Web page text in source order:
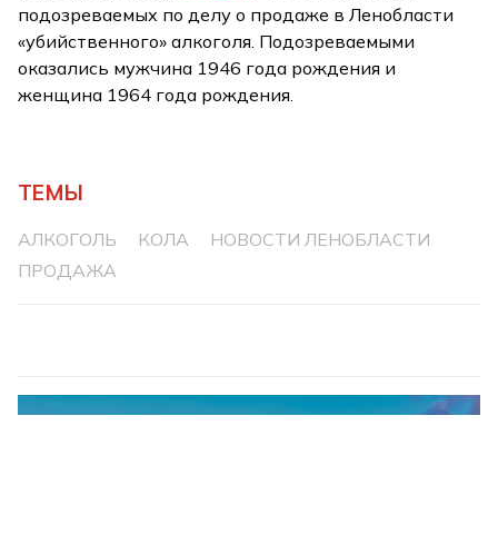
подозреваемых по делу о продаже в Ленобласти
«убийственного» алкоголя. Подозреваемыми
оказались мужчина 1946 года рождения и
женщина 1964 года рождения.
ТЕМЫ
АЛКОГОЛЬ КОЛА
НОВОСТИ ЛЕНОБЛАСТИ
ПРОДАЖА